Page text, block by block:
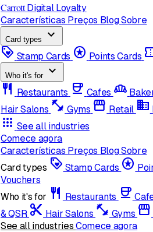
Carrott Digital Loyalty
Características Preços BlogSobre
Card types
expand_more
loyalty Stamp Cards stars Points Cards
Who it's for expand_more
restaurant Restaurants coffee Cafes bakery_dining
Hair Salons fitness_center Gyms storefront Retail domain
apps See all industries
Comece agora
Características Preços BlogSobre
Card types loyalty Stamp Cards stars
Vouchers
Who it's for restaurant Restaurants coffee
& QSR content_cut Hair Salons fitness_center Gyms storefront
See all industries Comece agora